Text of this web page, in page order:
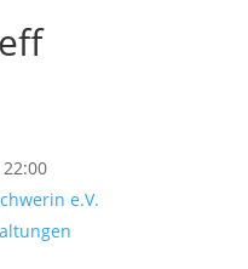
22:00
e.V.